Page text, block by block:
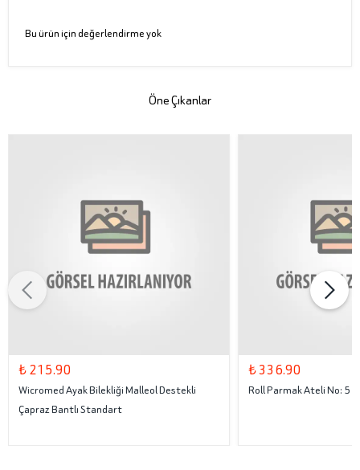
Bu ürün için değerlendirme yok
Öne Çıkanlar
₺ 215.90
Wicromed Ayak Bilekliği Malleol Destekli
Çapraz Bantlı Standart
₺ 336.90
Roll Parmak Ateli No: 5